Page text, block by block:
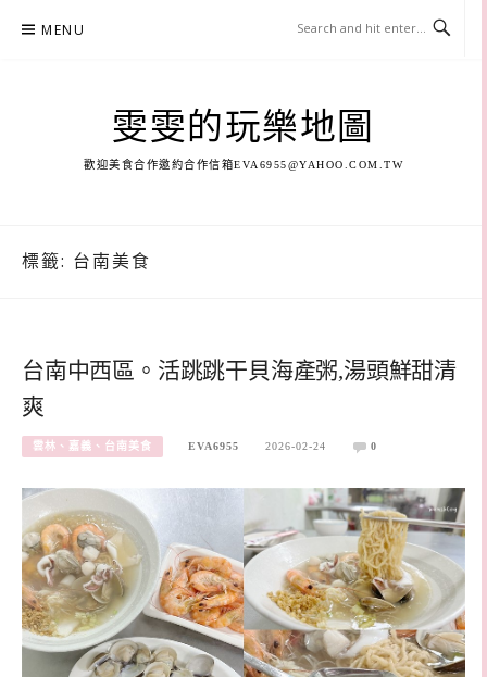
MENU
雯雯的玩樂地圖
歡迎美食合作邀約合作信箱EVA6955@YAHOO.COM.TW
標籤: 台南美食
台南中西區。活跳跳干貝海產粥,湯頭鮮甜清
爽
雲林、嘉義、台南美食 EVA6955 2026-02-24 0